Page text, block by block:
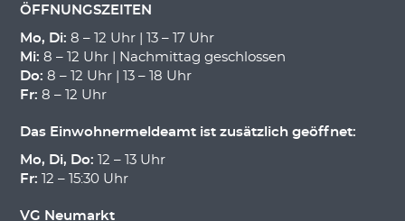
ÖFFNUNGSZEITEN
Mo, Di: 8 – 12 Uhr | 13 – 17 Uhr
Mi: 8 – 12 Uhr | Nachmittag geschlossen
Do: 8 – 12 Uhr | 13 – 18 Uhr
Fr: 8 – 12 Uhr
Das Einwohnermeldeamt ist zusätzlich geöffnet:
Mo, Di, Do: 12 – 13 Uhr
Fr: 12 – 15:30 Uhr
VG Neumarkt